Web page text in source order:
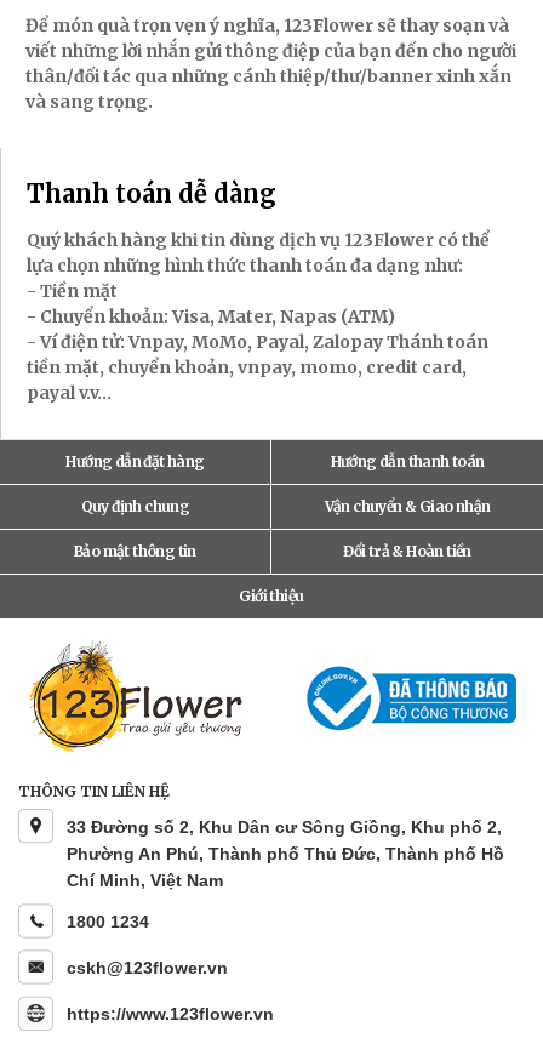
Để món quà trọn vẹn ý nghĩa, 123Flower sẽ thay soạn và
viết những lời nhắn gửi thông điệp của bạn đến cho người
thân/đối tác qua những cánh thiệp/thư/banner xinh xắn
và sang trọng.
Thanh toán dễ dàng
Quý khách hàng khi tin dùng dịch vụ 123Flower có thể
lựa chọn những hình thức thanh toán đa dạng như:
- Tiền mặt
- Chuyển khoản: Visa, Mater, Napas (ATM)
- Ví điện tử: Vnpay, MoMo, Payal, Zalopay Thánh toán
tiền mặt, chuyển khoản, vnpay, momo, credit card,
payal v.v...
Hướng dẫn đặt hàng Hướng dẫn thanh toán
Quy định chung Vận chuyển & Giao nhận
Bảo mật thông tin Đổi trả & Hoàn tiền
Giới thiệu
THÔNG TIN LIÊN HỆ
33 Đường số 2, Khu Dân cư Sông Giồng, Khu phố 2,
Phường An Phú, Thành phố Thủ Đức, Thành phố Hồ
Chí Minh, Việt Nam
1800 1234
cskh@123flower.vn
https://www.123flower.vn